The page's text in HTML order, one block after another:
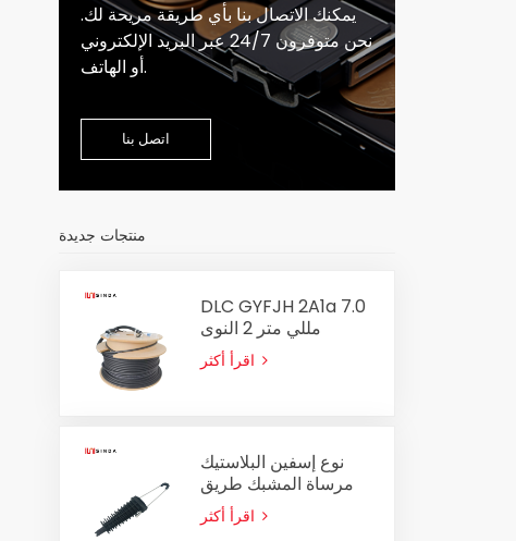
يمكنك الاتصال بنا بأي طريقة مريحة لك.
نحن متوفرون 24/7 عبر البريد الإلكتروني
أو الهاتف.
اتصل بنا
منتجات جديدة
DLC GYFJH 2A1a 7.0
مللي متر 2 النوى
الكابلات البصرية الجمعية
في الهواء الطلق الألياف
نوع إسفين البلاستيك
مرساة المشبك طريق
مسدود المشبك
PA2000 لكابل ADSS